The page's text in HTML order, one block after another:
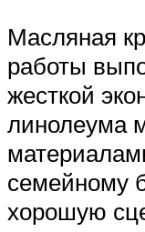
Масляная
работы
жесткой
линолеума
семейному
хорошую